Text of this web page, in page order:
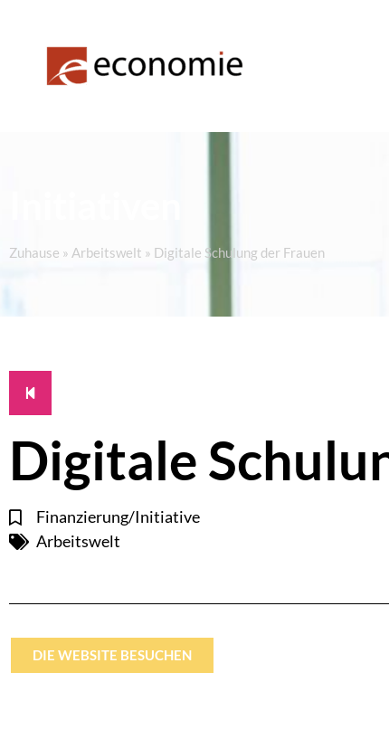
Zuhause » Arbeitswelt » Digitale Schulung der Frauen
Digitale
Finanzierung/Initiative
Arbeitswelt
DIE WEBSITE BESUCHEN